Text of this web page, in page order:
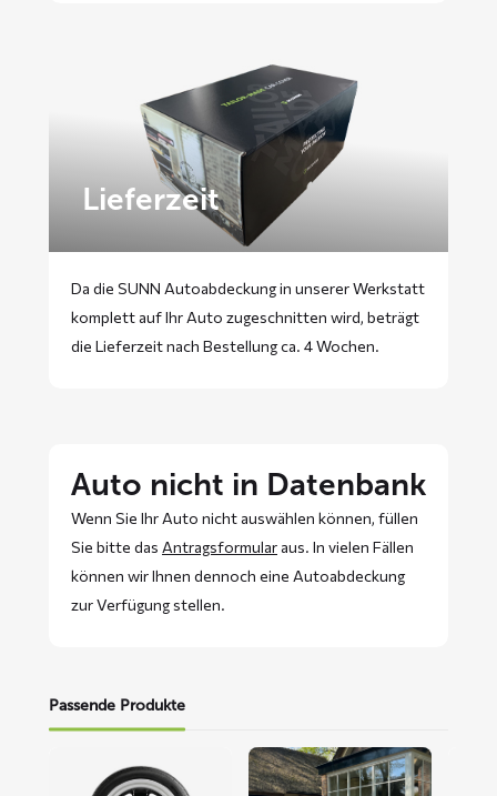
Lieferzeit
Da die SUNN Autoabdeckung in unserer Werkstatt
komplett auf Ihr Auto zugeschnitten wird, beträgt
die Lieferzeit nach Bestellung ca. 4 Wochen.
Auto nicht in Datenbank
Wenn Sie Ihr Auto nicht auswählen können, füllen
Sie bitte das Antragsformular aus. In vielen Fällen
können wir Ihnen dennoch eine Autoabdeckung
zur Verfügung stellen.
Passende Produkte
Mehr
lesen